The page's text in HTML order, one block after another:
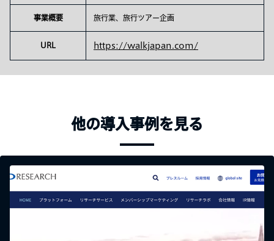
事業概要 旅行業、旅行ツアー企画
URL https://walkjapan.com/
他の導入事例を見る